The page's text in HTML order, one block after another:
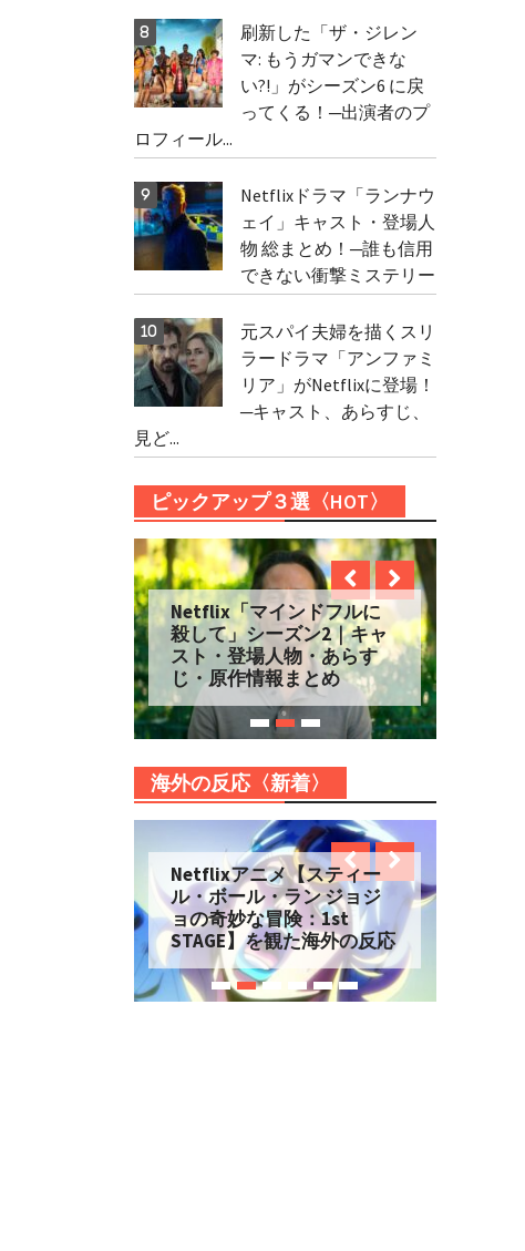
刷新した「ザ・ジレン
マ: もうガマンできな
い?!」がシーズン6 に戻
ってくる！─出演者のプ
ロフィール...
Netflixドラマ「ランナウ
ェイ」キャスト・登場人
物 総まとめ！─誰も信用
できない衝撃ミステリー
元スパイ夫婦を描くスリ
ラードラマ「アンファミ
リア」がNetflixに登場！
─キャスト、あらすじ、
見ど...
ピックアップ３選〈HOT〉
Netflix「マインドフルに
殺して」シーズン2｜キャ
スト・登場人物・あらす
じ・原作情報まとめ
海外の反応〈新着〉
Netflixアニメ【スティー
ル・ボール・ラン ジョジ
ョの奇妙な冒険：1st
STAGE】を観た海外の反応